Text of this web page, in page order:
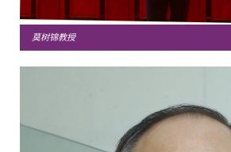
莫树锦教授